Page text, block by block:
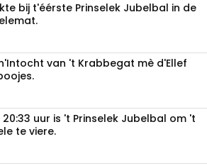
bij t'éérste Prinselek Jubelbal in de
van 't Krabbegat mè d'Ellef
20:33 uur is 't Prinselek Jubelbal om 't
te viere.